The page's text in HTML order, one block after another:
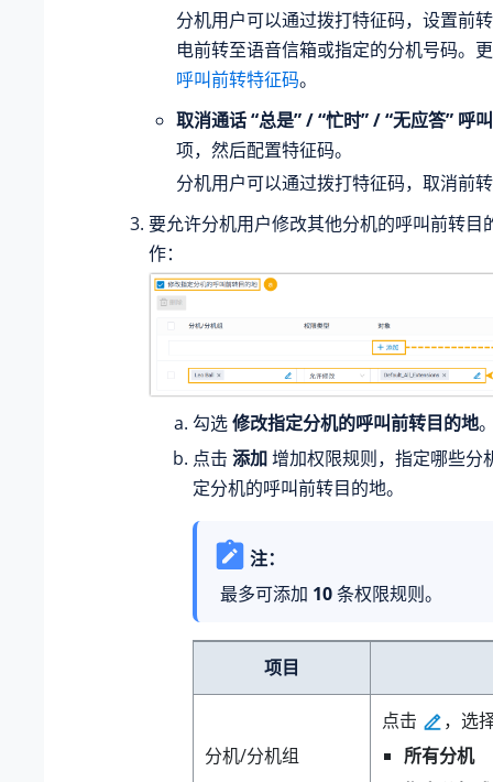
分机用户可以通过拨打特征码，设置前
电前转至语音信箱或指定的分机号码。
呼叫前转特征码。
取消通话 “总是” / “忙时” / “无应答” 呼
项，然后配置特征码。
分机用户可以通过拨打特征码，取消前
要允许分机用户修改其他分机的呼叫前转目
作：
勾选修改指定分机的呼叫前转目的地
点击 添加增加权限规则，指定哪些分
定分机的呼叫前转目的地。
注：
最多可添加 10条权限规则。
项目
分机/分机组
点击
，选
所有分机